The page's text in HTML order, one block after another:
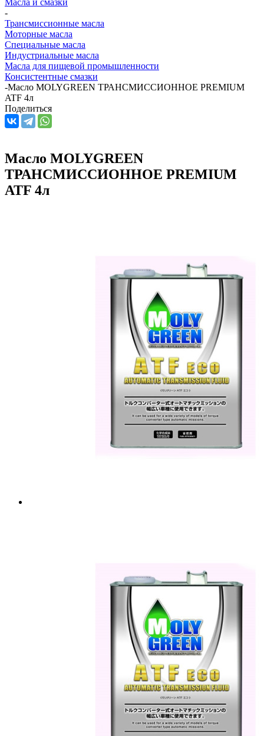
-
Трансмиссионные масла
Моторные масла
Специальные масла
Индустриальные масла
Масла для пищевой промышленности
Консистентные смазки
-Масло MOLYGREEN ТРАНСМИССИОННОЕ PREMIUM
ATF 4л
Поделиться
Масло MOLYGREEN
ТРАНСМИССИОННОЕ PREMIUM
ATF 4л